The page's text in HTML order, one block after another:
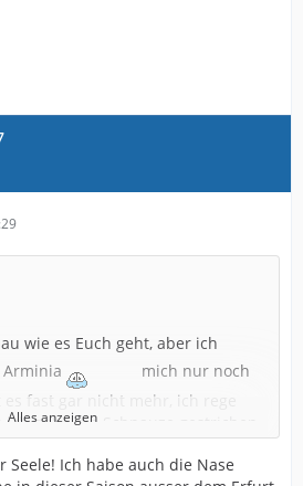
wie es Euch geht, aber ich
mich nur noch
fast gar nicht mehr, ich rege
ich habe die Schnauze gestrichen
in Folge u habe lediglich ein
Alles anzeigen
Ich habe auch die Nase